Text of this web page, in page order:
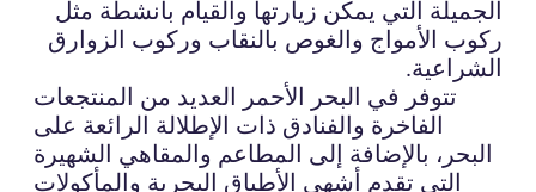
الجميلة التي يمكن زيارتها والقيام بأنشطة مثل
ركوب الأمواج والغوص بالنقاب وركوب الزوارق
الشراعية.
تتوفر في البحر الأحمر العديد من المنتجعات
الفاخرة والفنادق ذات الإطلالة الرائعة على
البحر، بالإضافة إلى المطاعم والمقاهي الشهيرة
التي تقدم أشهى الأطباق البحرية والمأكولات